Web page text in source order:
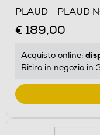
PLAUD - PLAUD
€ 189,00
Acquisto online:
Ritiro in negozio in